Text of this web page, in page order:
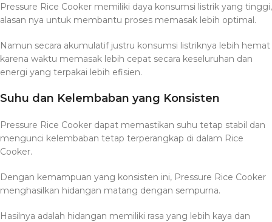
Pressure Rice Cooker memiliki daya konsumsi listrik yang tinggi,
alasan nya untuk membantu proses memasak lebih optimal.
Namun secara akumulatif justru konsumsi listriknya lebih hemat
karena waktu memasak lebih cepat secara keseluruhan dan
energi yang terpakai lebih efisien.
Suhu dan Kelembaban yang Konsisten
Pressure Rice Cooker dapat memastikan suhu tetap stabil dan
mengunci kelembaban tetap terperangkap di dalam Rice
Cooker.
Dengan kemampuan yang konsisten ini, Pressure Rice Cooker
menghasilkan hidangan matang dengan sempurna.
Hasilnya adalah hidangan memiliki rasa yang lebih kaya dan